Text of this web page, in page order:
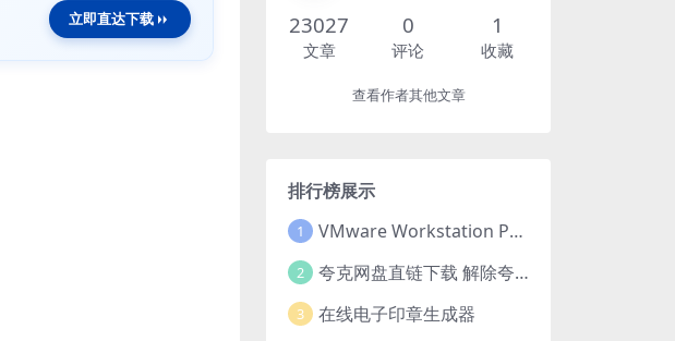
立即直达下载 23027
文章
0
评论
1
收藏
查看作者其他文章
排行榜展示
1 VMware Workstation Pro 16 永久激活密钥(序列号)
2 夸克网盘直链下载 解除夸克网盘下载限制 油猴脚本
3 在线电子印章生成器